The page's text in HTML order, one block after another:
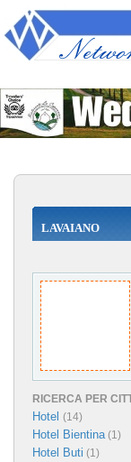
LAVAIANO
RICERCA PER
Hotel (14)
Hotel Bientina(1)
Hotel Buti (1)